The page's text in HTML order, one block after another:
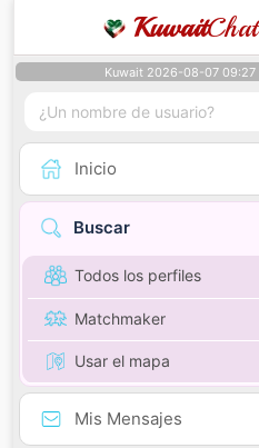
KuwaitChat
Kuwait 2026-08-07 09:27
Inicio
Buscar
Todos los perfiles
Matchmaker
Usar el mapa
Mis Mensajes